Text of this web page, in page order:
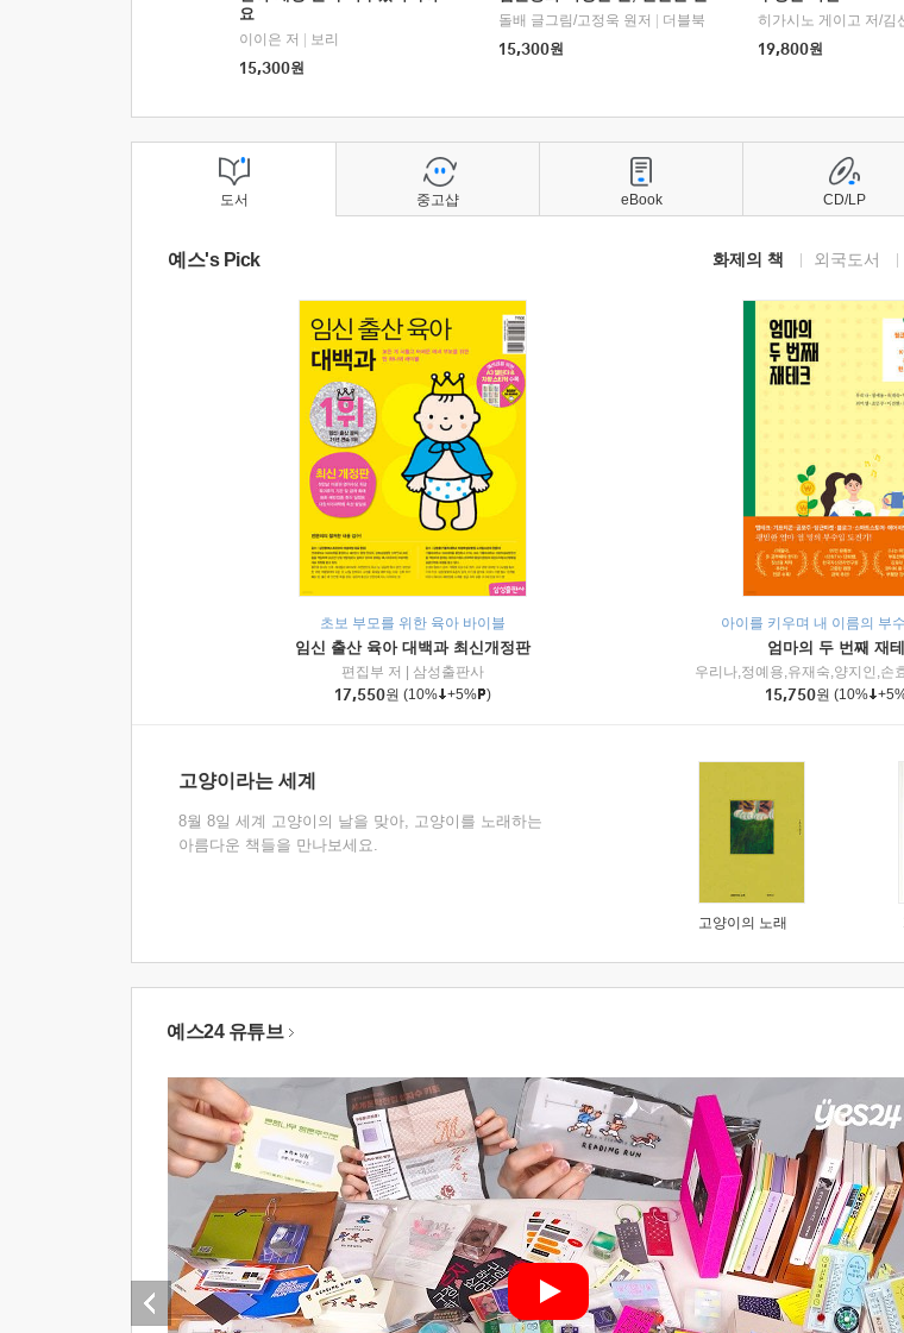
요
이이은 저
보리
15,300원
돌배 글그림/고정욱 원저
더블북
15,300원
히가시노 게이고 저/김
19,800원
도서
예스's Pick 화제의 책 외국도서
초보 부모를 위한 육아 바이블
임신 출산 육아 대백과 최신개정판
편집부 저
삼성출판사
17,550원 (10% +5% )
아이를 키우며 내 이름의 부
엄마의 두 번째 재
15,750원 (10%
고양이라는 세계
8월 8일 세계 고양이의 날을 맞아, 고양이를 노래하는
아름다운 책들을 만나보세요.
고양이의 노래
중고샵 eBook CD/LP
예스24 유튜브